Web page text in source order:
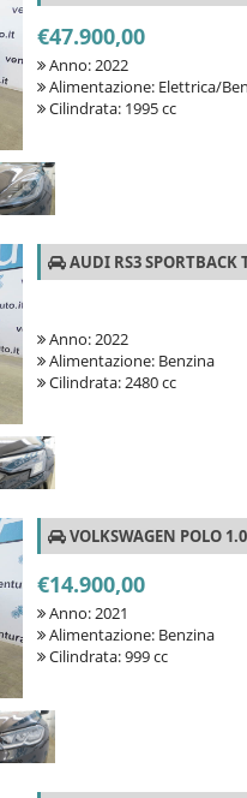
€47.900,00
Anno: 2022
Alimentazione: Elettrica/
Cilindrata: 1995 cc
AUDI RS3 SPORTBACK
Anno: 2022
Alimentazione: Benzina
Cilindrata: 2480 cc
VOLKSWAGEN POLO
€14.900,00
Anno: 2021
Alimentazione: Benzina
Cilindrata: 999 cc